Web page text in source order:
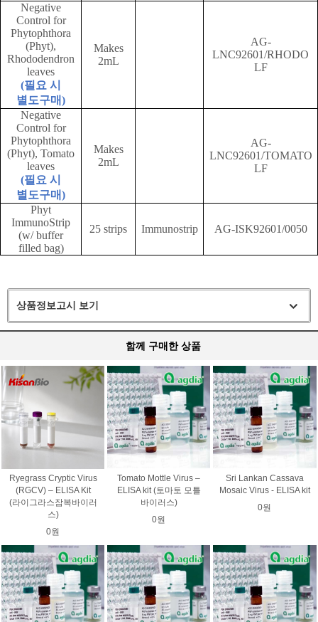
Negative
Control for
Phytophthora
(Phyt),
Rhododendron
leaves
(필요 시
별도구매)
Makes
2mL
AG-
LNC92601/RHODO
LF
Negative
Control for
Phytophthora
(Phyt), Tomato
leaves
(필요 시
별도구매)
Makes
2mL
AG-
LNC92601/TOMATO
LF
Phyt
ImmunoStrip
(w/ buffer
filled bag)
25 strips Immunostrip AG-ISK92601/0050
상품정보고시 보기
함께 구매한 상품
Ryegrass Cryptic Virus
(RGCV) – ELISA Kit
(라이그라스잠복바이러
스)
0원
Tomato Mottle Virus –
ELISA kit (토마토 모틀
바이러스)
0원
Sri Lankan Cassava
Mosaic Virus - ELISA kit
0원